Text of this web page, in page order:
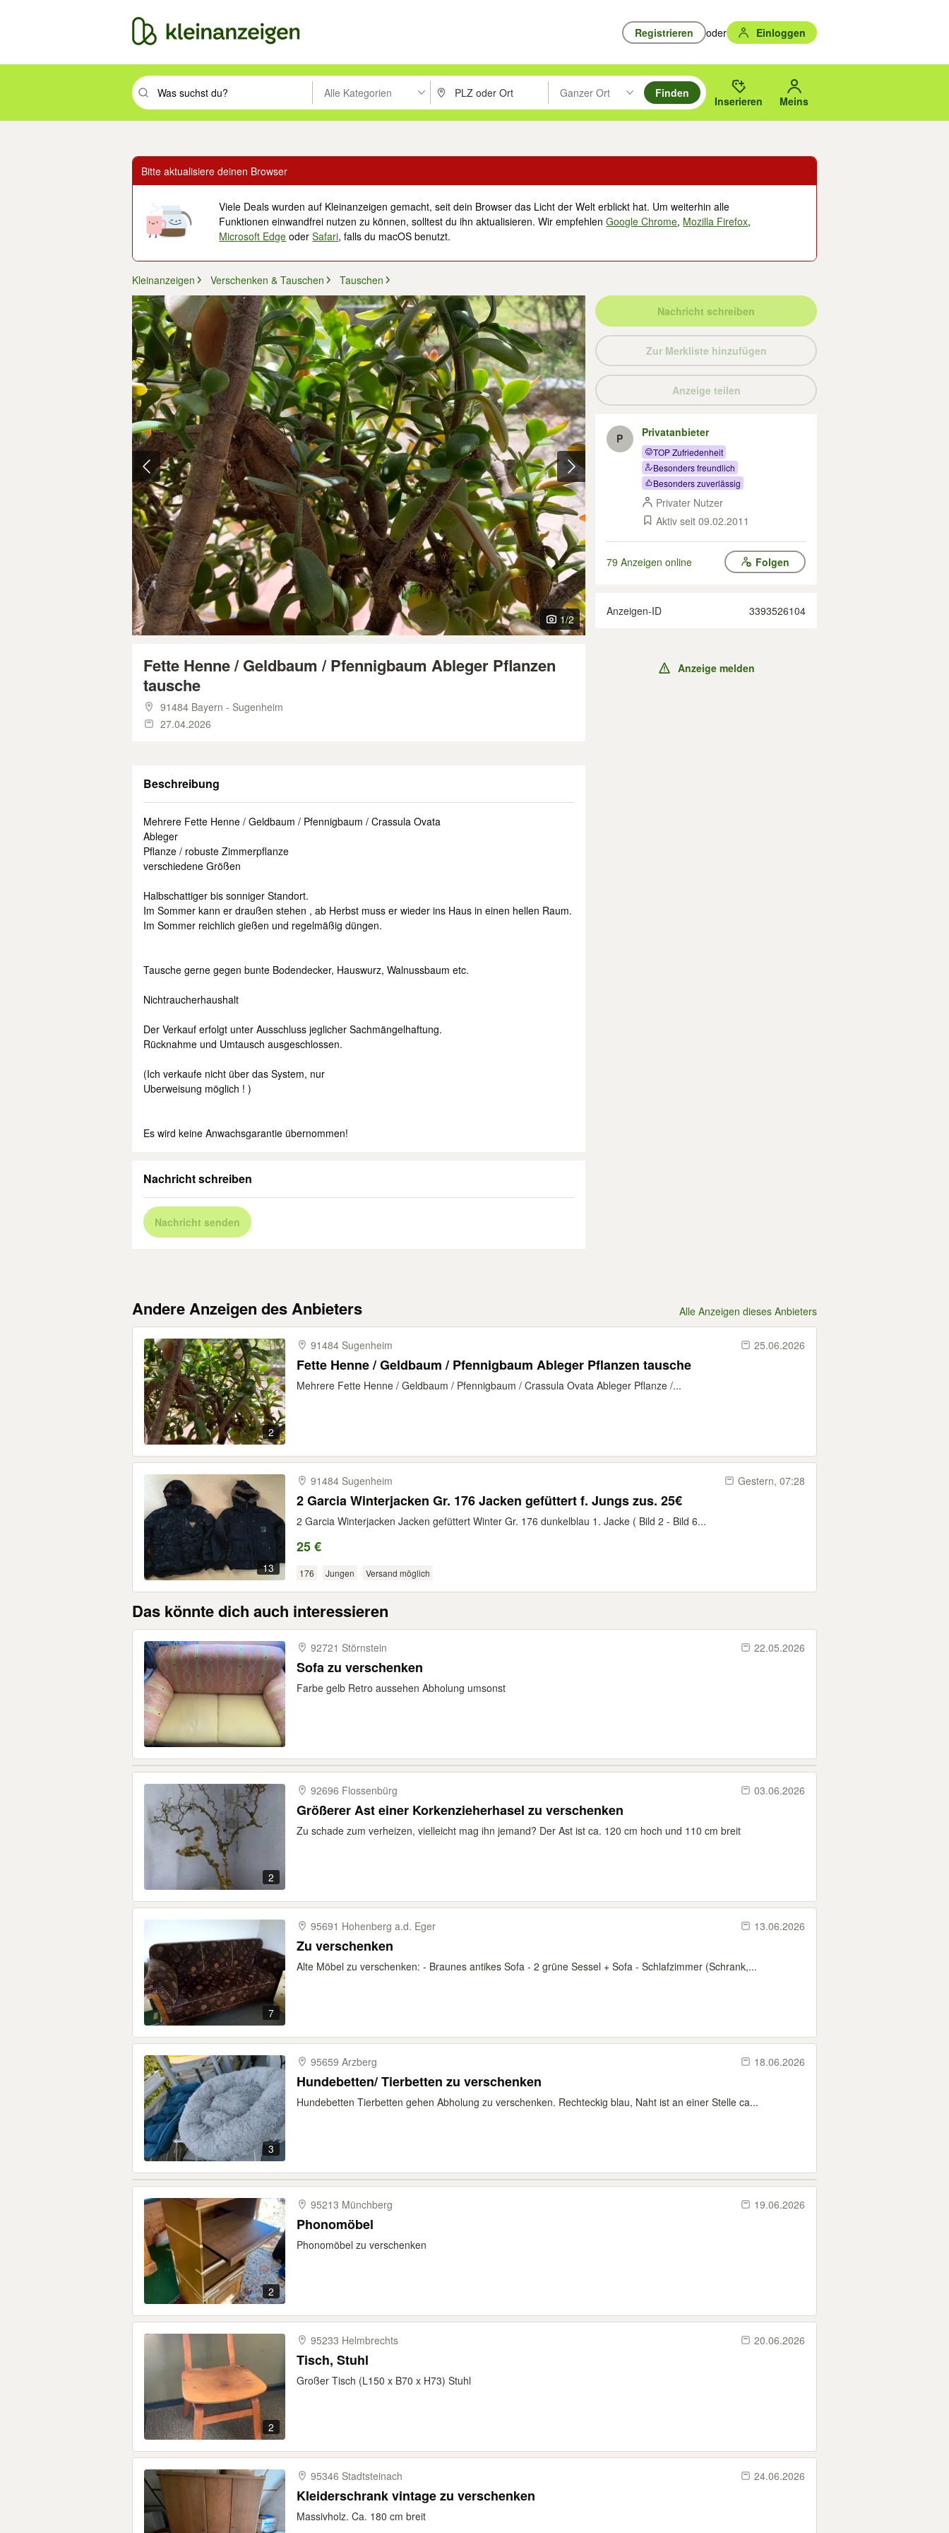
Registrieren oder Einloggen
Suchbegriff eingeben. Eingabetaste drücken um zu suchen, oder Vorschläge mit den Pfeiltasten nach oben/unten durchsuchen und mit Eingabetaste auswählen.
Alle Kategorien PLZ oder Ort eingeben. Eingabetaste drücken um zu suchen, oder Vorschläge mit den Pfeiltasten nach oben/
Ganzer Ort
Suche im Umkreis des gewählten Orts oder PLZ.
Finden
Inserieren Meins
Bitte aktualisiere deinen Browser
Viele Deals wurden auf Kleinanzeigen gemacht, seit dein Browser das Licht der Welt erblickt hat. Um weiterhin alle
Funktionen einwandfrei nutzen zu können, solltest du ihn aktualisieren. Wir empfehlenGoogle Chrome, Mozilla Firefox,
Microsoft Edge oderSafari, falls du macOS benutzt.
Kleinanzeigen Verschenken & Tauschen Tauschen
1/2
Fette Henne / Geldbaum / Pfennigbaum Ableger Pflanzen
tausche
91484 Bayern - Sugenheim
27.04.2026
Beschreibung
Mehrere Fette Henne / Geldbaum / Pfennigbaum / Crassula Ovata
Ableger
Pflanze / robuste Zimmerpflanze
verschiedene Größen
Halbschattiger bis sonniger Standort.
Im Sommer kann er draußen stehen , ab Herbst muss er wieder ins Haus in einen hellen Raum.
Im Sommer reichlich gießen und regelmäßig düngen.
Tausche gerne gegen bunte Bodendecker, Hauswurz, Walnussbaum etc.
Nichtraucherhaushalt
Der Verkauf erfolgt unter Ausschluss jeglicher Sachmängelhaftung.
Rücknahme und Umtausch ausgeschlossen.
(Ich verkaufe nicht über das System, nur
Uberweisung möglich ! )
Es wird keine Anwachsgarantie übernommen!
Nachricht schreiben
Nachricht senden
Nachricht schreiben
Zur Merkliste hinzufügen
Anzeige teilen
P Privatanbieter
TOP Zufriedenheit
Besonders freundlich
Besonders zuverlässig
Privater Nutzer
Aktiv seit 09.02.2011
79 Anzeigen online Folgen
Anzeigen-ID 3393526104
Anzeige melden
Andere Anzeigen des Anbieters Alle Anzeigen dieses Anbieters
2
91484 Sugenheim 25.06.2026
Fette Henne / Geldbaum / Pfennigbaum Ableger Pflanzen tausche
Mehrere Fette Henne / Geldbaum / Pfennigbaum / Crassula Ovata Ableger Pflanze /...
13
91484 Sugenheim Gestern, 07:28
2 Garcia Winterjacken Gr. 176 Jacken gefüttert f. Jungs zus. 25€
2 Garcia Winterjacken Jacken gefüttert Winter Gr. 176 dunkelblau 1. Jacke ( Bild 2 - Bild 6...
25 €
176 Jungen Versand möglich
Das könnte dich auch interessieren
92721 Störnstein 22.05.2026
Sofa zu verschenken
Farbe gelb Retro aussehen Abholung umsonst
2
92696 Flossenbürg 03.06.2026
Größerer Ast einer Korkenzieherhasel zu verschenken
Zu schade zum verheizen, vielleicht mag ihn jemand? Der Ast ist ca. 120 cm hoch und 110 cm breit
7
95691 Hohenberg a.d. Eger 13.06.2026
Zu verschenken
Alte Möbel zu verschenken: - Braunes antikes Sofa - 2 grüne Sessel + Sofa - Schlafzimmer (Schrank,...
3
95659 Arzberg 18.06.2026
Hundebetten/ Tierbetten zu verschenken
Hundebetten Tierbetten gehen Abholung zu verschenken. Rechteckig blau, Naht ist an einer Stelle ca...
2
95213 Münchberg 19.06.2026
Phonomöbel
Phonomöbel zu verschenken
2
95233 Helmbrechts 20.06.2026
Tisch, Stuhl
Großer Tisch (L150 x B70 x H73) Stuhl
95346 Stadtsteinach 24.06.2026
Kleiderschrank vintage zu verschenken
Massivholz. Ca. 180 cm breit